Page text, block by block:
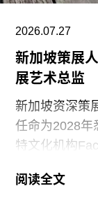
与艾丽莎结婚
（Lake
2026.07.27
新加坡策展
展艺术总监
新加坡资深策
任命为2028年
特文化机构
阅读全文